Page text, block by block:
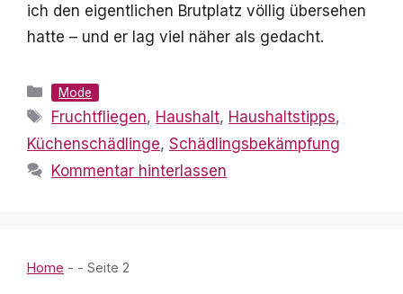
ich den eigentlichen Brutplatz völlig übersehen
hatte – und er lag viel näher als gedacht.
Kategorien
Mode
Schlagwörter
Fruchtfliegen, Haushalt, Haushaltstipps,
Küchenschädlinge, Schädlingsbekämpfung
Kommentar hinterlassen
Home - - Seite 2